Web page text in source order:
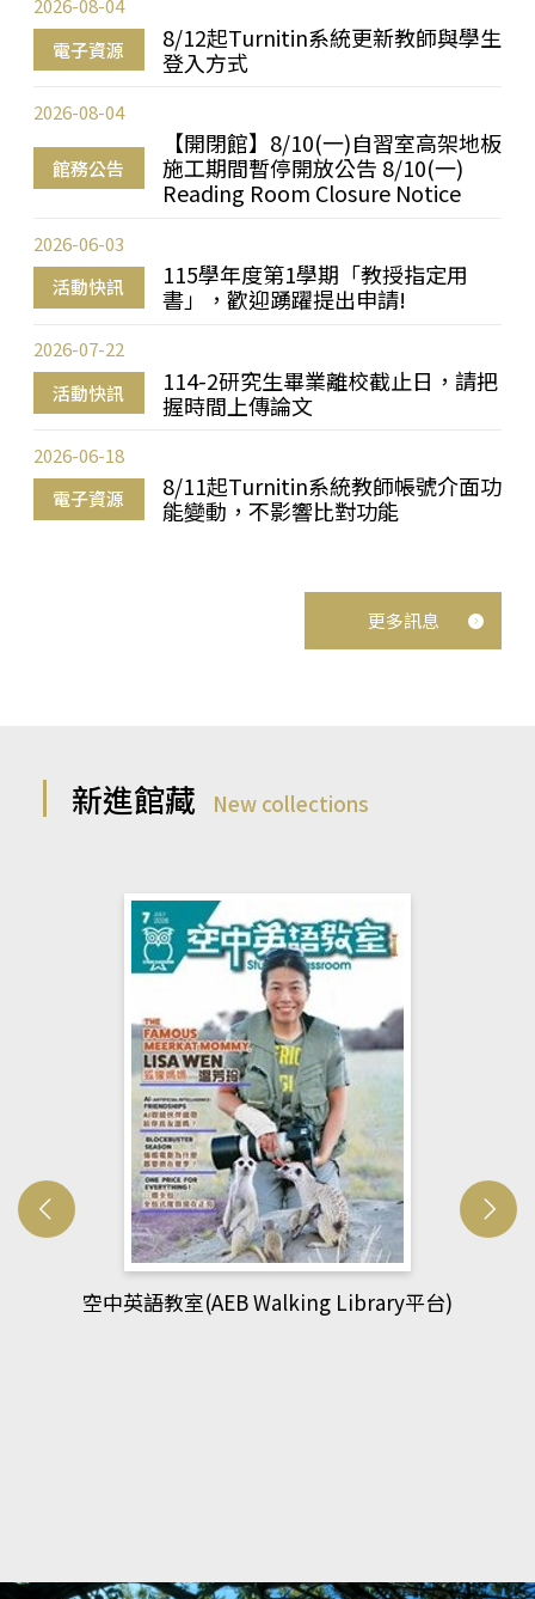
電子資源
8/12起Turnitin系統更新教師與學生
登入方式
2026-08-04
館務公告
【開閉館】8/10(一)自習室高架地板
施工期間暫停開放公告 8/10(一)
Reading Room Closure Notice
2026-08-04
活動快訊
115學年度第1學期「教授指定用
書」，歡迎踴躍提出申請!
2026-06-03
活動快訊
114-2研究生畢業離校截止日，請把
握時間上傳論文
2026-07-22
電子資源
8/11起Turnitin系統教師帳號介面功
能變動，不影響比對功能
2026-06-18
更多訊息
新進館藏 New collections
網管人(kono平台)